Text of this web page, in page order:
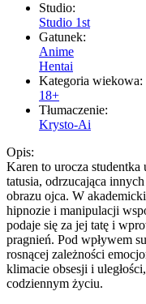
Studio:
Studio 1st
Gatunek:
Anime
Hentai
Kategoria wiekowa:
18+
Tłumaczenie:
Krysto-Ai
Opis:
Karen to urocza
tatusia, odrzucająca
obrazu ojca. W
hipnozie i manipulacji
podaje się za jej tatę i
pragnień. Pod wpływem
rosnącej zależności
klimacie obsesji i
codziennym życiu.